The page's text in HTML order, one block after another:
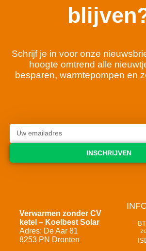
Schrijf je in voor onze
hoogte omtrend alle
besparen, warmtepompen en
INSCHRIJVEN
Verwarmen zonder CV
ketel – Koelbest Solar
Adres: De Aar 81
8253 PN Dronten